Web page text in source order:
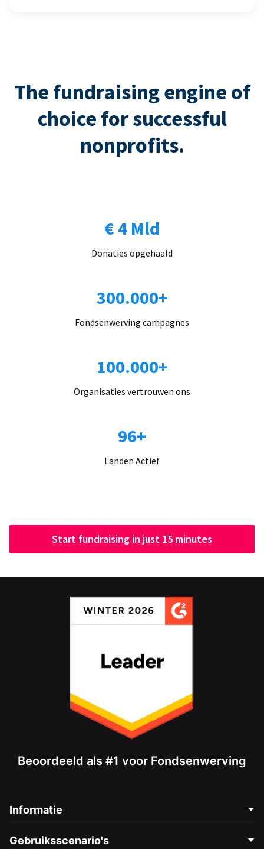
The fundraising engine of
choice for successful
nonprofits.
€ 4 Mld
Donaties opgehaald
300.000+
Fondsenwerving campagnes
100.000+
Organisaties vertrouwen ons
96+
Landen Actief
Start fundraising in just 15 minutes
Beoordeeld als #1 voor Fondsenwerving
Informatie
Gebruiksscenario's